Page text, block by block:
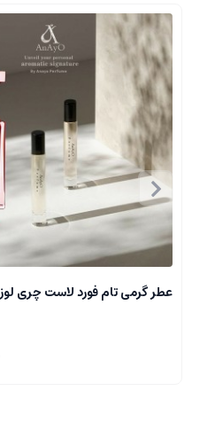
مشک و عنبر
تنباکو
ادویه ها که حس گرما
نت های میانی(Heart Notes):
گل ها مثل یاسمین، رز،
ادویه جات ملایم تر
نت های اولیه
مرکبات، نت های سبز و تیز
معطرات سبز و خنک
عطر گرمی تام فورد لاست چری